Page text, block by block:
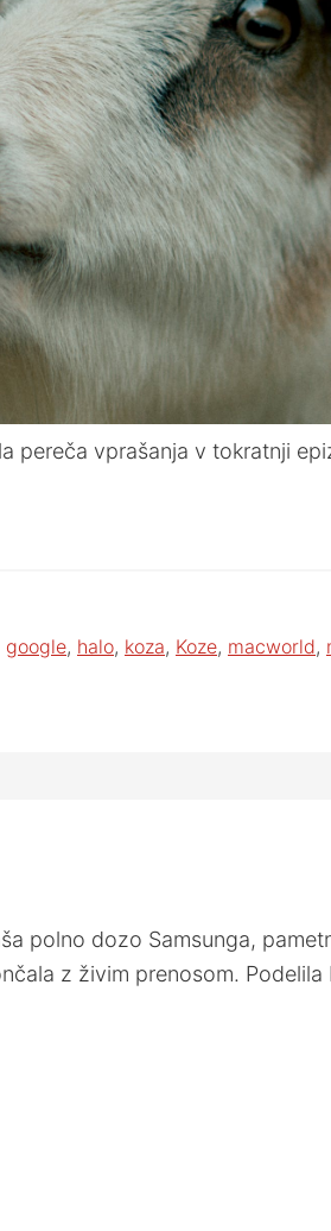
pereča vprašanja v tokratnji
google, halo, koza, Koze, macworld,
polno dozo Samsunga,
z živim prenosom.